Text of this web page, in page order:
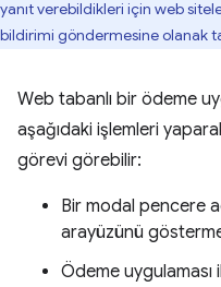
yanıt verebildikleri için web
bildirimi göndermesine olanak
Web tabanlı bir ödeme
aşağıdaki işlemleri
görevi görebilir:
Bir modal pencere
arayüzünü
Ödeme uygulaması